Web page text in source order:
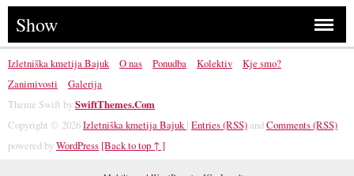
Show
Izletniška kmetija Bajuk O nas Ponudba Kolektiv
Kje smo?
Zanimivosti
Galerija
Theme Swift bySwiftThemes.Com
Copyright © 2026Izletniška kmetija Bajuk| Entries (RSS) andComments (RSS)
powered byWordPress [Back to top ↑ ]